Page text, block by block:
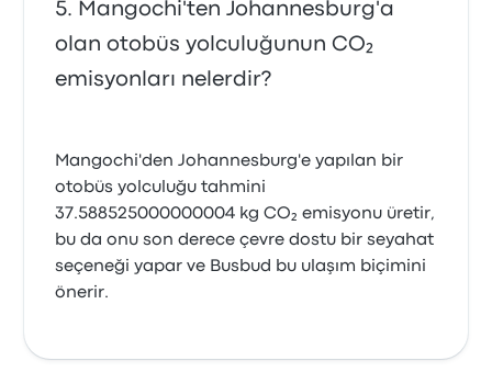
Mangochi'ten Johannesburg'a
olan otobüs yolculuğunun CO₂
emisyonları nelerdir?
Mangochi'den Johannesburg'e yapılan bir
otobüs yolculuğu tahmini
37.588525000000004 kg CO₂ emisyonu üretir,
bu da onu son derece çevre dostu bir seyahat
seçeneği yapar ve Busbud bu ulaşım biçimini
önerir.